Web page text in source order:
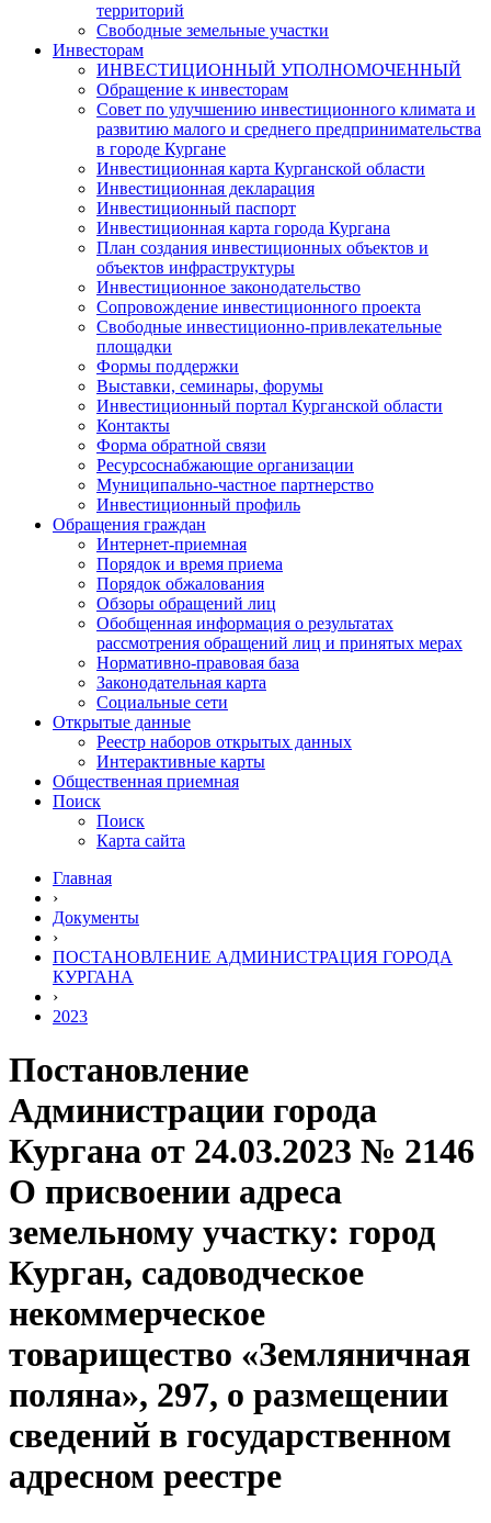
территорий
Свободные земельные участки
Инвесторам
ИНВЕСТИЦИОННЫЙ УПОЛНОМОЧЕННЫЙ
Обращение к инвесторам
Совет по улучшению инвестиционного климата и
развитию малого и среднего предпринимательства
в городе Кургане
Инвестиционная карта Курганской области
Инвестиционная декларация
Инвестиционный паспорт
Инвестиционная карта города Кургана
План создания инвестиционных объектов и
объектов инфраструктуры
Инвестиционное законодательство
Сопровождение инвестиционного проекта
Свободные инвестиционно-привлекательные
площадки
Формы поддержки
Выставки, семинары, форумы
Инвестиционный портал Курганской области
Контакты
Форма обратной связи
Ресурсоснабжающие организации
Муниципально-частное партнерство
Инвестиционный профиль
Обращения граждан
Интернет-приемная
Порядок и время приема
Порядок обжалования
Обзоры обращений лиц
Обобщенная информация о результатах
рассмотрения обращений лиц и принятых мерах
Нормативно-правовая база
Законодательная карта
Социальные сети
Открытые данные
Реестр наборов открытых данных
Интерактивные карты
Общественная приемная
Поиск
Поиск
Карта сайта
Главная
›
Документы
›
ПОСТАНОВЛЕНИЕ АДМИНИСТРАЦИЯ ГОРОДА
КУРГАНА
›
2023
Постановление
Администрации города
Кургана от 24.03.2023 № 2146
О присвоении адреса
земельному участку: город
Курган, садоводческое
некоммерческое
товарищество «Земляничная
поляна», 297, о размещении
сведений в государственном
адресном реестре